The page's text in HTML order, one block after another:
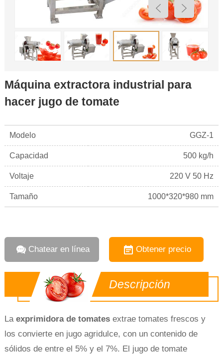
Máquina extractora industrial para
hacer jugo de tomate
Modelo GGZ-1
Capacidad 500 kg/h
Voltaje 220 V 50 Hz
Tamaño 1000*320*980 mm
Chatear en línea Obtener precio
Descripción
La exprimidora de tomatesextrae tomates frescos y
los convierte en jugo agridulce, con un contenido de
sólidos de entre el 5% y el 7%. El jugo de tomate